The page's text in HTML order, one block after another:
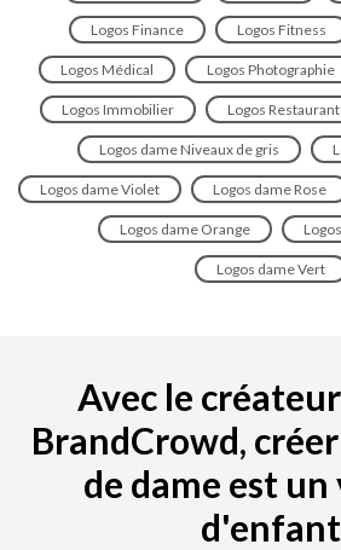
Logos Finance Logos Fitness
Logos Médical Logos Photographie
Logos Immobilier Logos Restaurant
Logos dame Niveaux de gris
Logos dame Violet Logos dame Rose
Logos dame Orange
Logos dame Vert
Avec le
BrandCrowd,
de dame est
d'enfant